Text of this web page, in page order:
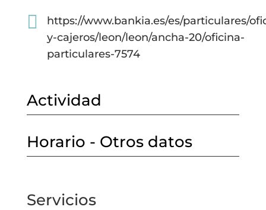

https://www.bankia.es/es/particulares/
y-cajeros/leon/leon/ancha-20/oficina-
particulares-7574
Actividad
Horario - Otros datos
Servicios